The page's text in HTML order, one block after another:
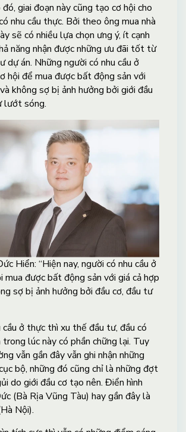
đó, giai đoạn này cũng tạo cơ hội cho
nhu cầu thực. Bởi theo ông mua nhà
sẽ có nhiều lựa chọn ưng ý, ít cạnh
năng nhận được những ưu đãi tốt từ
dự án. Những người có nhu cầu ở
hội để mua được bất động sản với
không sợ bị ảnh hưởng bởi giới đầu
lướt sóng.
Hiển: “Hiện nay, người có nhu cầu ở
mua được bất động sản với giá cả hợp
sợ bị ảnh hưởng bởi đầu cơ, đầu tư
cầu ở thực thì xu thế đầu tư, đầu có
lúc này có phần chững lại. Tuy
vẫn gần đây vẫn ghi nhận những
bộ, những đó cũng chỉ là những đợt
do giới đầu cơ tạo nên. Điển hình
(Bà Rịa Vũng Tàu) hay gần đây là
Nội).